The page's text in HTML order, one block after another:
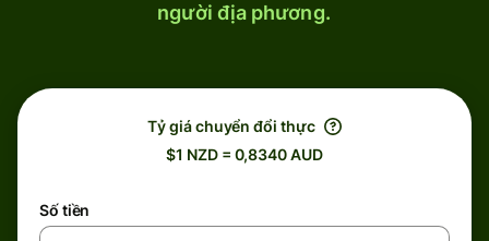
người địa phương.
Tỷ giá chuyển đổi thực
$1 NZD = 0,8340 AUD
Số tiền